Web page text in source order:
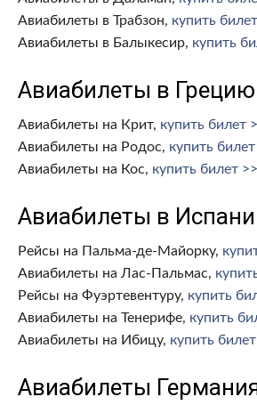
Авиабилеты в Трабзон, купить
Авиабилеты в Балыкесир, купить
Авиабилеты в Грецию
Авиабилеты на Крит, купить билет
Авиабилеты на Родос, купить
Авиабилеты на Кос, купить билет >>
Авиабилеты в
Рейсы на Пальма-де-Майорку,
Авиабилеты на Лас-Пальмас,
Рейсы на Фуэртевентуру, купить
Авиабилеты на Тенерифе, купить
Авиабилеты на Ибицу, купить
Авиабилеты